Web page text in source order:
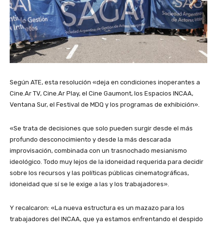
Según ATE, esta resolución «deja en condiciones inoperantes a
Cine.Ar TV, Cine.Ar Play, el Cine Gaumont, los Espacios INCAA,
Ventana Sur, el Festival de MDQ y los programas de exhibición».
«Se trata de decisiones que solo pueden surgir desde el más
profundo desconocimiento y desde la más descarada
improvisación, combinada con un trasnochado mesianismo
ideológico. Todo muy lejos de la idoneidad requerida para decidir
sobre los recursos y las políticas públicas cinematográficas,
idoneidad que sí se le exige a las y los trabajadores».
Y recalcaron: «La nueva estructura es un mazazo para los
trabajadores del INCAA, que ya estamos enfrentando el despido